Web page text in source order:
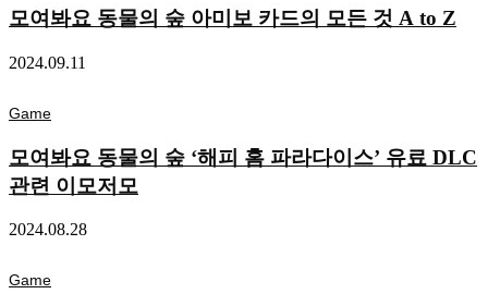
모여봐요 동물의 숲 아미보 카드의 모든 것 A to Z
2024.09.11
Game
모여봐요 동물의 숲 ‘해피 홈 파라다이스’ 유료 DLC
관련 이모저모
2024.08.28
Game